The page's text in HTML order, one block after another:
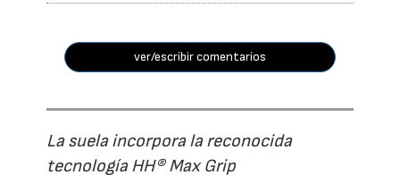
ver/escribir comentarios
La suela incorpora la reconocida
tecnología HH® Max Grip